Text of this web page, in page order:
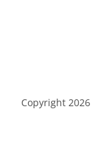
Copyright 2026